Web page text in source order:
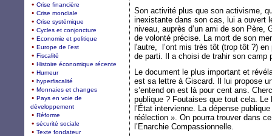
Son activité plus que son activisme,
inexistante dans son cas, lui a ouvert
niveau, auprès d’un ami de son Père,
de volonté précise. La mort de son
l'autre, l’ont mis très tôt (trop tôt ?)
de parti. Il a choisi de trahir son camp
Le document le plus important et
est sa lettre à Giscard. Il lui propose
s’entend on est là pour cent ans.
publique ? Foutaises que tout cela.
l’État intervienne. La dépense
réélection ». On pourra trouver dans
l’Enarchie Compassionnelle.
Crise financière
Crise mondiale
Crise systémique
Cycles et conjoncture
Economie et politique
Europe de l'est
Fiscalité
Histoire économique récente
Humeur
hyperfiscalité
Monnaies et changes
Pays en voie de
développement
Réforme
sécurité sociale
Texte fondateur